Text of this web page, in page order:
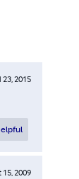
23, 2015
15, 2009